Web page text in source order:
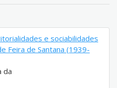
e sociabilidades
Feira de Santana (1939-
da